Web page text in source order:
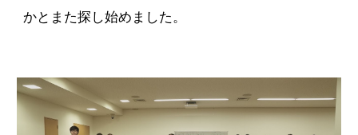
かとまた探し始めました。